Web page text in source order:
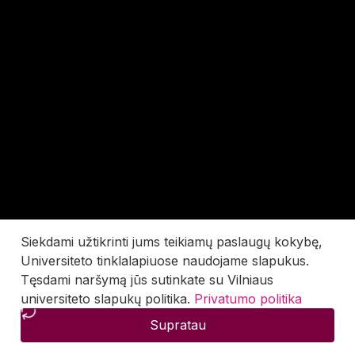
Siekdami užtikrinti jums teikiamų paslaugų kokybę,
Universiteto tinklalapiuose naudojame slapukus.
Tęsdami naršymą jūs sutinkate su Vilniaus
universiteto slapukų politika. Privatumo politika
Supratau